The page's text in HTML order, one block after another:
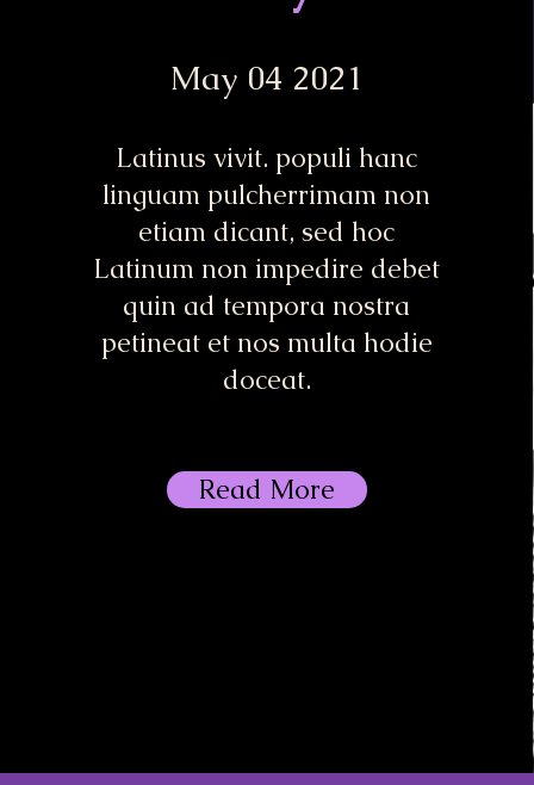
May 04 2021
Latinus vivit. populi hanc
linguam pulcherrimam non
etiam dicant, sed hoc
Latinum non impedire debet
quin ad tempora nostra
petineat et nos multa hodie
doceat.
Read More